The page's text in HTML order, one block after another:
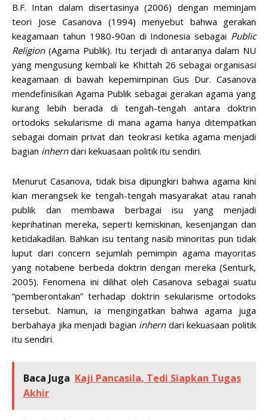
B.F. Intan dalam disertasinya (2006) dengan meminjam
teori Jose Casanova (1994) menyebut bahwa gerakan
keagamaan tahun 1980-90an di Indonesia sebagai Public
Religion(Agama Publik). Itu terjadi di antaranya dalam NU
yang mengusung kembali ke Khittah 26 sebagai organisasi
keagamaan di bawah kepemimpinan Gus Dur. Casanova
mendefinisikan Agama Publik sebagai gerakan agama yang
kurang lebih berada di tengah-tengah antara doktrin
ortodoks sekularisme di mana agama hanya ditempatkan
sebagai domain privat dan teokrasi ketika agama menjadi
bagian inherndari kekuasaan politik itu sendiri.
Menurut Casanova, tidak bisa dipungkiri bahwa agama kini
kian merangsek ke tengah-tengah masyarakat atau ranah
publik dan membawa berbagai isu yang menjadi
keprihatinan mereka, seperti kemiskinan, kesenjangan dan
ketidakadilan. Bahkan isu tentang nasib minoritas pun tidak
luput dari concern sejumlah pemimpin agama mayoritas
yang notabene berbeda doktrin dengan mereka (Senturk,
2005). Fenomena ini dilihat oleh Casanova sebagai suatu
“pemberontakan” terhadap doktrin sekularisme ortodoks
tersebut. Namun, ia mengingatkan bahwa agama juga
berbahaya jika menjadi bagian inherndari kekuasaan politik
itu sendiri.
Baca Juga Kaji Pancasila, Tedi Siapkan Tugas
Akhir